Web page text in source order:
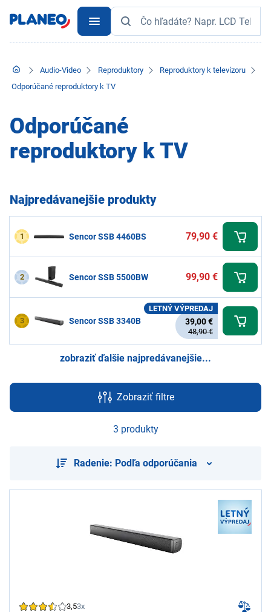
Audio-Video Reproduktory
Reproduktory k televízoru
Odporúčané reproduktory k TV
Odporúčané
reproduktory k TV
Najpredávanejšie produkty
1 Sencor SSB 4460BS 79,90 €
2 Sencor SSB 5500BW 99,90 €
3 Sencor SSB 3340B
LETNÝ VÝPREDAJ
39,00 €
48,90 €
zobraziť ďalšie najpredávanejšie...
Zobraziť filtre
3 produkty
Radenie: Podľa odporúčania
3,53x